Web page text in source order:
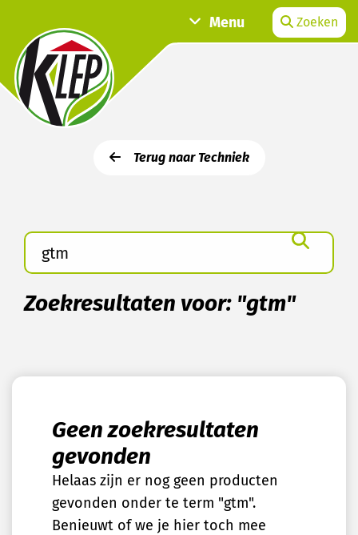
Menu Zoeken
Terug naar Techniek
Zoekresultaten voor: "gtm"
Geen zoekresultaten
gevonden
Helaas zijn er nog geen producten
gevonden onder te term "gtm".
Benieuwt of we je hier toch mee